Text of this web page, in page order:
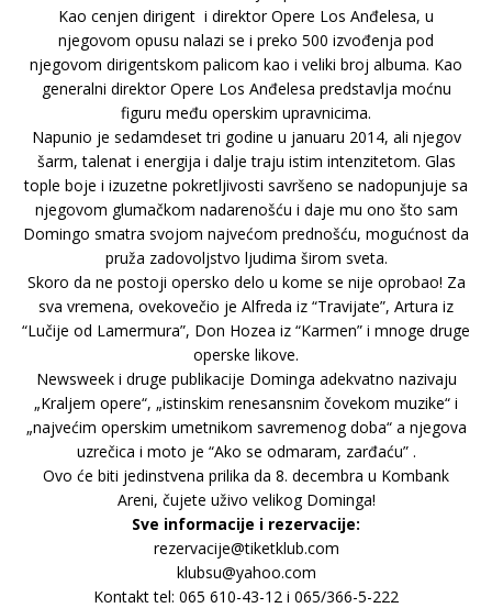
Kao cenjen dirigent i direktor Opere Los Anđelesa, u
njegovom opusu nalazi se i preko 500 izvođenja pod
njegovom dirigentskom palicom kao i veliki broj albuma. Kao
generalni direktor Opere Los Anđelesa predstavlja moćnu
figuru među operskim upravnicima.
Napunio je sedamdeset tri godine u januaru 2014, ali njegov
šarm, talenat i energija i dalje traju istim intenzitetom. Glas
tople boje i izuzetne pokretljivosti savršeno se nadopunjuje sa
njegovom glumačkom nadarenošću i daje mu ono što sam
Domingo smatra svojom najvećom prednošću, mogućnost da
pruža zadovoljstvo ljudima širom sveta.
Skoro da ne postoji opersko delo u kome se nije oprobao! Za
sva vremena, ovekovečio je Alfreda iz “Travijate”, Artura iz
“Lučije od Lamermura”, Don Hozea iz “Karmen” i mnoge druge
operske likove.
Newsweek i druge publikacije Dominga adekvatno nazivaju
„Kraljem opere“, „istinskim renesansnim čovekom muzike“ i
„najvećim operskim umetnikom savremenog doba“ a njegova
uzrečica i moto je “Ako se odmaram, zarđaću” .
Ovo će biti jedinstvena prilika da 8. decembra u Kombank
Areni, čujete uživo velikog Dominga!
Sve informacije i rezervacije:
rezervacije@tiketklub.com
klubsu@yahoo.com
Kontakt tel: 065 610-43-12 i 065/366-5-222